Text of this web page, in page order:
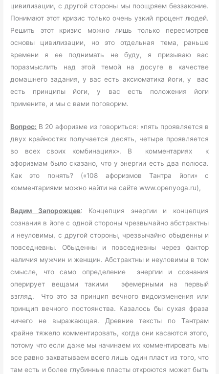
цивилизации, с другой стороны мы поощряем беззаконие.
Понимают этот кризис только очень узкий процент людей.
Решить этот кризис можно лишь только пересмотрев
основы цивилизации, но это отдельная тема, раньше
времени я ее поднимать не буду, я призываю вас
поразмыслить над этой темой на досуге в качестве
домашнего задания, у вас есть аксиоматика йоги, у вас
есть принципы йоги, у вас есть положения йоги
примените, и мы с вами поговорим.
Вопрос: В 20 афоризме из говориться: «пять проявляется в
двух крайностях получается десять, четыре проявляется
во всех своих комбинациях». В комментариях к
афоризмам было сказано, что у энергии есть два полюса.
Как это понять? («108 афоризмов Тантра йоги» с
комментариями можно найти на сайте www.openyoga.ru),
Вадим Запорожцев: Концепция энергии и концепция
сознания в йоге с одной стороны чрезвычайно абстрактны
и неуловимы, с другой стороны, чрезвычайно обыденны и
повседневны. Обыденны и повседневны через фактор
наличия мужчин и женщин. Абстрактны и неуловимы в том
смысле, что само определение энергии и сознания
оперирует вещами такими эфемерными на первый
взгляд. Что это за принцип вечного видоизменения или
принцип вечного постоянства. Казалось бы сухая фраза
ничего не выражающая. Древние тексты по Тантрам
крайне тяжело комментировать, когда они касаются этого,
потому что если даже мы начинаем их комментировать мы
все равно захватываем всего лишь один пласт из того, что
там есть и более глубинные пласты откроются может быть